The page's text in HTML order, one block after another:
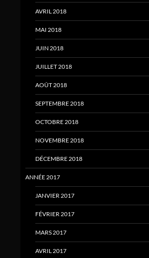
AVRIL 2018
MAI 2018
JUIN 2018
JUILLET 2018
AOÛT 2018
SEPTEMBRE 2018
OCTOBRE 2018
NOVEMBRE 2018
DÉCEMBRE 2018
ANNÉE 2017
JANVIER 2017
FÉVRIER 2017
MARS 2017
AVRIL 2017